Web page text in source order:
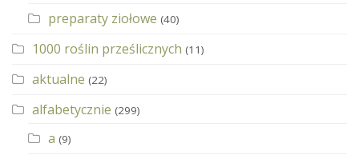
preparaty ziołowe (40)
1000 roślin prześlicznych (11)
aktualne (22)
alfabetycznie (299)
a (9)